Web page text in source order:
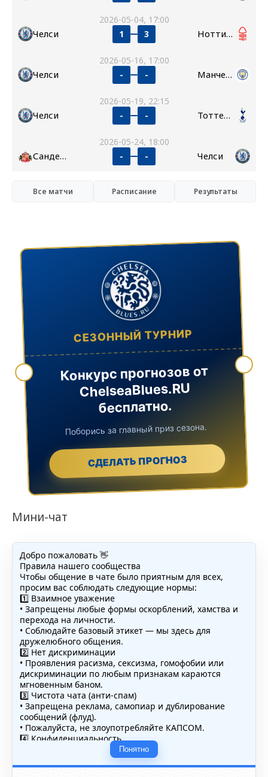
2026-05-04, 17:00
Челси 1 3 Ноттингем Форест
2026-05-16, 17:00
Челси - - Манчестер Сити
2026-05-19, 22:15
Челси - - Тоттенхэм
2026-05-24, 18:00
Сандерленд - - Челси
Все матчи Расписание Результаты
СЕЗОННЫЙ ТУРНИР
Конкурс прогнозов от
ChelseaBlues.RU
бесплатно.
Поборись за главный приз сезона.
СДЕЛАТЬ ПРОГНОЗ
Мини-чат
Добро пожаловать 👋
Правила нашего сообщества
Чтобы общение в чате было приятным для всех,
просим вас соблюдать следующие нормы:
1️⃣ Взаимное уважение
• Запрещены любые формы оскорблений, хамства и
перехода на личности.
• Соблюдайте базовый этикет — мы здесь для
дружелюбного общения.
2️⃣ Нет дискриминации
• Проявления расизма, сексизма, гомофобии или
дискриминации по любым признакам караются
мгновенным баном.
3️⃣ Чистота чата (анти-спам)
• Запрещена реклама, самопиар и дублирование
сообщений (флуд).
• Пожалуйста, не злоупотребляйте КАПСОМ.
4️⃣ Конфиденциальность
• Не публикуйте личные данные — свои или чужие
(телефоны, адреса, документы).
5️⃣ Уместность контента
Понятно